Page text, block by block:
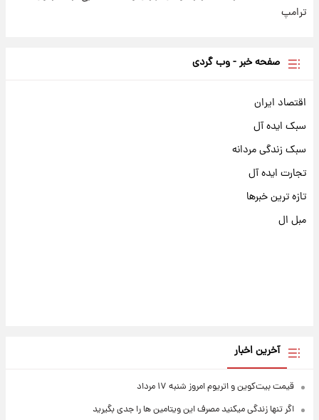
ترامپ
صفحه خبر - وب گردی
اقتصاد ایران
سبک ایده آل
سبک زندگی مردانه
تجارت ایده آل
تازه ترین خبرها
مبل ال
آخرین اخبار
قیمت بیت‌کوین و اتریوم امروز شنبه ۱۷ مرداد
اگر تنها زندگی میکنید مصرف این ویتامین ها را جدی بگیرید